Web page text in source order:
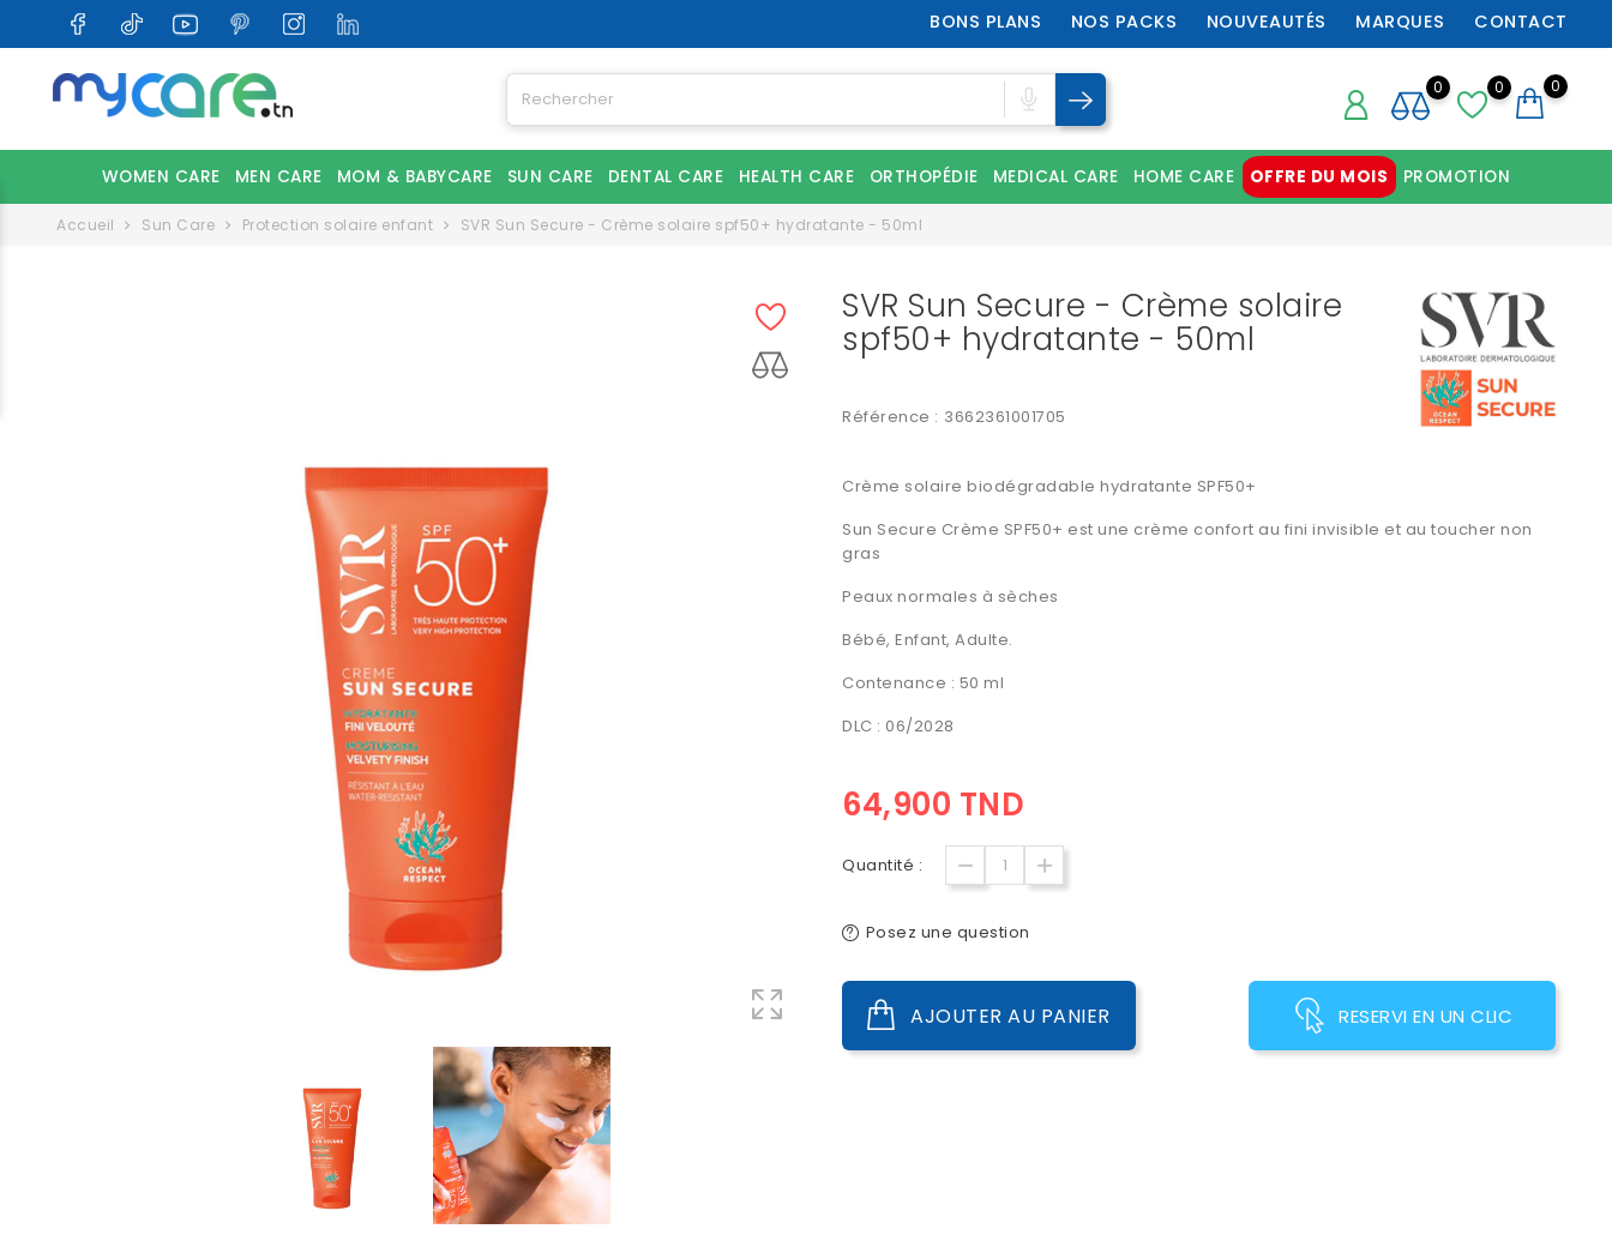
BONS PLANS NOS PACKS NOUVEAUTÉS MARQUES CONTACT
0 0
0
WOMEN CARE MEN CARE MOM & BABYCARE SUN CARE DENTAL CARE HEALTH CARE ORTHOPÉDIE MEDICAL CARE HOME CARE OFFRE DU MOIS PROMOTION
Accueil Sun Care Protection solaire enfant SVR Sun Secure - Crème solaire spf50+ hydratante - 50ml
SVR Sun Secure - Crème solaire
spf50+ hydratante - 50ml
Référence : 3662361001705
Crème solaire biodégradable hydratante SPF50+
Sun Secure Crème SPF50+ est une crème confort au fini invisible et au toucher non
gras
Peaux normales à sèches
Bébé, Enfant, Adulte.
Contenance : 50 ml
DLC : 06/2028
64,900 TND
Quantité :
Posez une question
AJOUTER AU PANIER RESERVI EN UN CLIC